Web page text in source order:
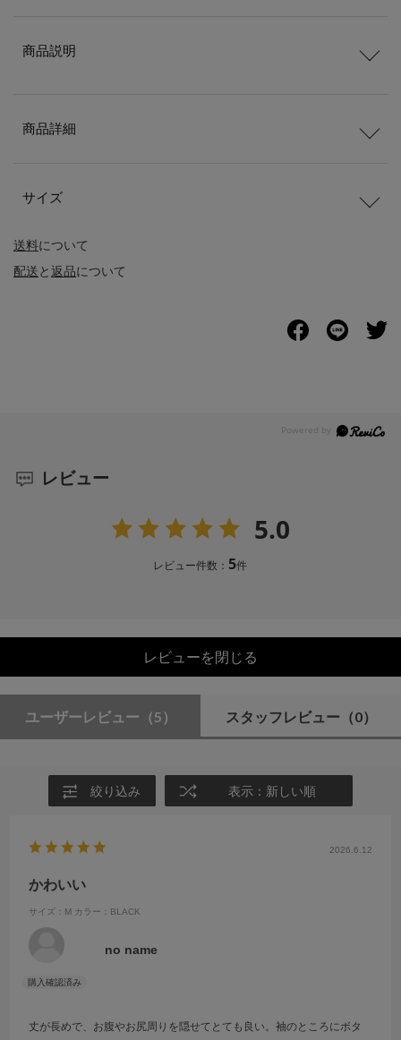
送料について
配送と返品について
商品説明
商品詳細
サイズ
レビュー
5.0
レビュー件数： 5件
レビューを閉じる
ユーザーレビュー （5） スタッフレビュー （0）
絞り込み 表示：新しい順
2026.6.12
かわいい
サイズ：M カラー：BLACK
no name
丈が長めで、お腹やお尻周りを隠せてとても良い。袖のところにボタ